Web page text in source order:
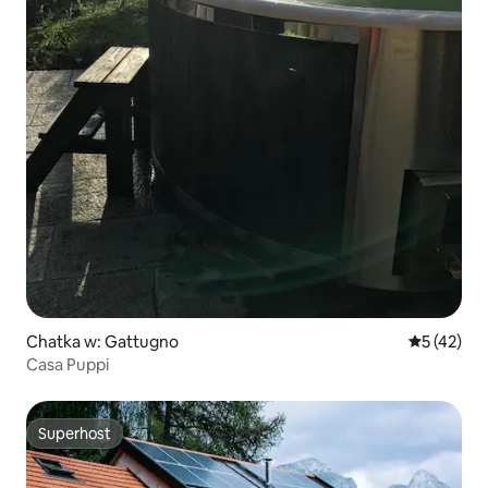
Chatka w: Gattugno Średnia
5 (42)
Casa Puppi
Superhost
Superhost